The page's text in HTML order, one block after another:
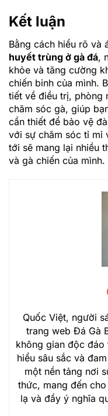
Kết luận
Bằng cách hiểu rõ và
huyết trùng ở gà đá,
khỏe và tăng cường
chiến binh của mình.
tiết về điều trị, phòng
chăm sóc gà, giúp
cần thiết để bảo vệ
với sự chăm sóc tỉ mỉ
tới sẽ mang lại nhiều
và gà chiến của mình.
Quốc Việt, người
trang web Đá Gà
không gian độc
hiểu sâu sắc và
một nền tảng nơi
thức, mang đến
lạ và đầy ý nghĩa